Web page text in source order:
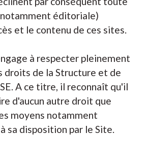
éditoriale)
et le contenu de ces sites.
à respecter pleinement
droits de la Structure et de
A ce titre, il reconnaît qu'il
d'aucun autre droit que
moyens notamment
sa disposition par le Site.